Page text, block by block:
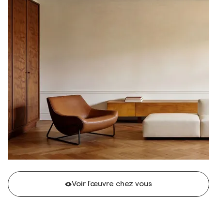
Voir l'œuvre chez vous